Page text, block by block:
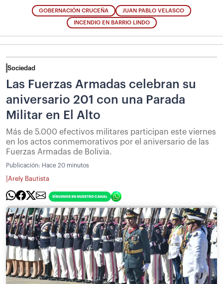
GOBERNACIÓN CRUCEÑA JUAN PABLO VELASCO
INCENDIO EN BARRIO LINDO
Sociedad
Las Fuerzas Armadas celebran su
aniversario 201 con una Parada
Militar en El Alto
Más de 5.000 efectivos militares participan este viernes
en los actos conmemorativos por el aniversario de las
Fuerzas Armadas de Bolivia.
Publicación: Hace 20 minutos
Arely Bautista